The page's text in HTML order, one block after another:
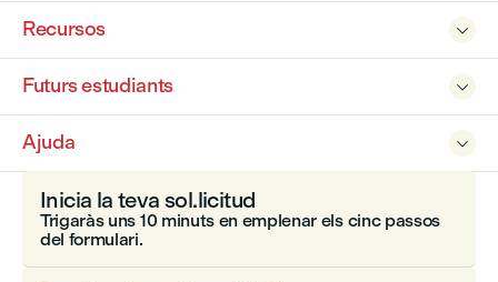

Recursos

Futurs estudiants

Ajuda
Inicia la teva sol.licitud
Trigaràs uns 10 minuts en emplenar els cinc passos
del formulari.